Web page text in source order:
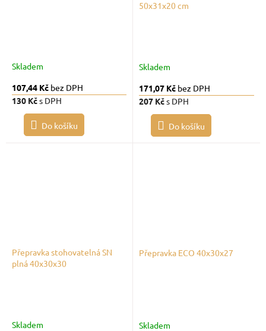
Skladem
107,44 Kč bez DPH
130 Kčs DPH
Do košíku
50x31x20 cm
Skladem
171,07 Kč bez DPH
207 Kčs DPH
Do košíku
Přepravka stohovatelná SN
plná 40x30x30
Skladem
Přepravka ECO 40x30x27
Skladem